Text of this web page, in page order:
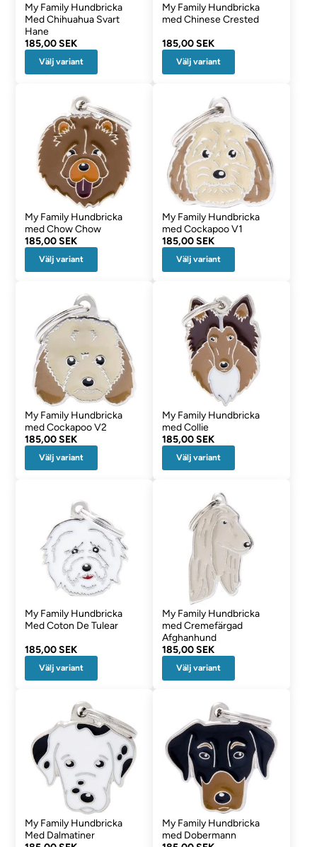
My Family Hundbricka
Med Chihuahua Svart
Hane
185,00 SEK
Välj variant
My Family Hundbricka
med Chinese Crested
185,00 SEK
Välj variant
My Family Hundbricka
med Chow Chow
185,00 SEK
Välj variant
My Family Hundbricka
med Cockapoo V1
185,00 SEK
Välj variant
My Family Hundbricka
med Cockapoo V2
185,00 SEK
Välj variant
My Family Hundbricka
med Collie
185,00 SEK
Välj variant
My Family Hundbricka
Med Coton De Tulear
185,00 SEK
Välj variant
My Family Hundbricka
med Cremefärgad
Afghanhund
185,00 SEK
Välj variant
My Family Hundbricka
Med Dalmatiner
My Family Hundbricka
med Dobermann